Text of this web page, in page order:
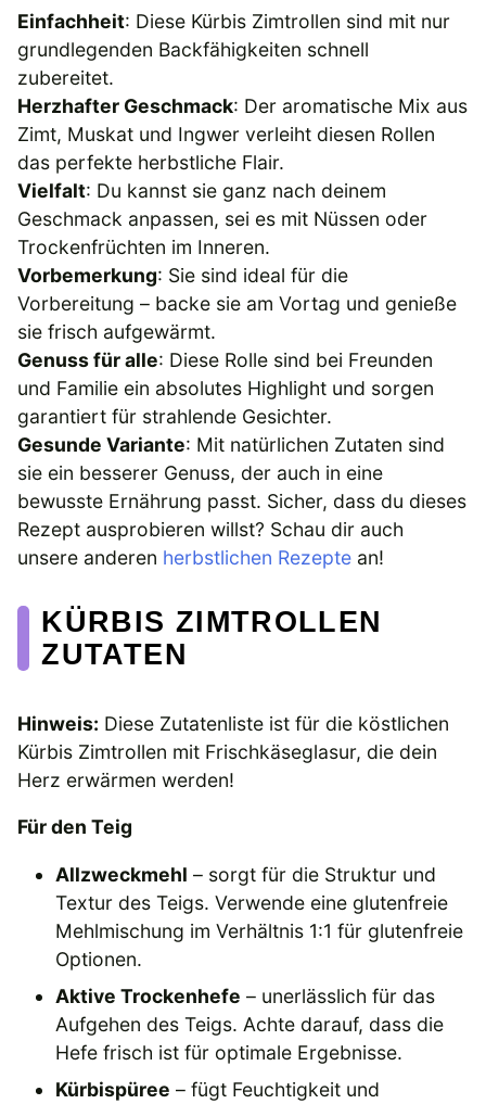
Einfachheit: Diese Kürbis Zimtrollen sind mit nur
grundlegenden Backfähigkeiten schnell
zubereitet.
Herzhafter Geschmack: Der aromatische Mix aus
Zimt, Muskat und Ingwer verleiht diesen Rollen
das perfekte herbstliche Flair.
Vielfalt: Du kannst sie ganz nach deinem
Geschmack anpassen, sei es mit Nüssen oder
Trockenfrüchten im Inneren.
Vorbemerkung: Sie sind ideal für die
Vorbereitung – backe sie am Vortag und genieße
sie frisch aufgewärmt.
Genuss für alle: Diese Rolle sind bei Freunden
und Familie ein absolutes Highlight und sorgen
garantiert für strahlende Gesichter.
Gesunde Variante: Mit natürlichen Zutaten sind
sie ein besserer Genuss, der auch in eine
bewusste Ernährung passt. Sicher, dass du dieses
Rezept ausprobieren willst? Schau dir auch
unsere anderen herbstlichen Rezepte an!
KÜRBIS ZIMTROLLEN
ZUTATEN
Hinweis: Diese Zutatenliste ist für die köstlichen
Kürbis Zimtrollen mit Frischkäseglasur, die dein
Herz erwärmen werden!
Für den Teig
Allzweckmehl – sorgt für die Struktur und
Textur des Teigs. Verwende eine glutenfreie
Mehlmischung im Verhältnis 1:1 für glutenfreie
Optionen.
Aktive Trockenhefe – unerlässlich für das
Aufgehen des Teigs. Achte darauf, dass die
Hefe frisch ist für optimale Ergebnisse.
Kürbispüree – fügt Feuchtigkeit und